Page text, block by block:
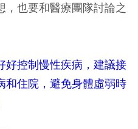
也要和醫療團隊討論之
好控制慢性疾病，建議接
和住院，避免身體虛弱時